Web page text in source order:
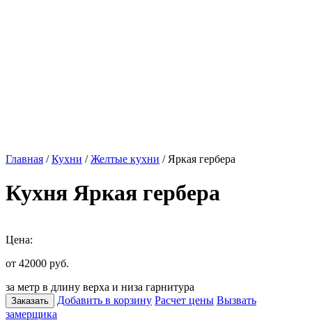
Главная /Кухни /Желтые кухни / Яркая гербера
Кухня Яркая гербера
Цена:
от 42000 руб.
за метр в длину верха и низа гарнитура
Заказать Добавить в корзину Расчет цены Вызвать
замерщика